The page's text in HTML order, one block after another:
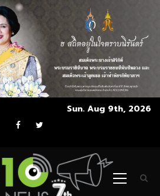
Sun. Aug 9th, 2026
Facebook
Twitter
Primary